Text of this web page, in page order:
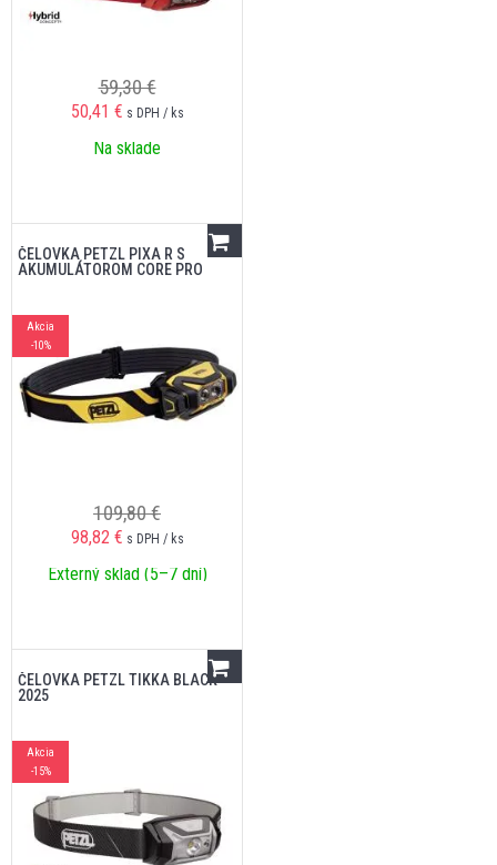
59,30 €
50,41 € s DPH / ks
Na sklade
ČELOVKA PETZL PIXA R S
AKUMULÁTOROM CORE PRO
Akcia
-10%
109,80 €
98,82 € s DPH / ks
Externý sklad (5–7 dní)
ČELOVKA PETZL TIKKA BLACK
2025
Akcia
-15%